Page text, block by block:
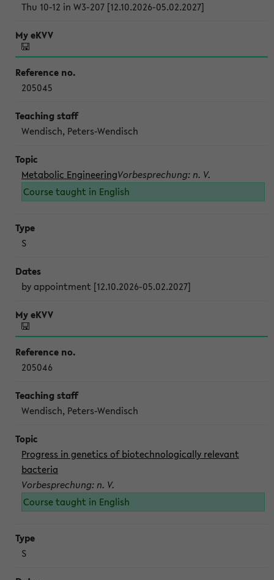
Thu 10-12 in W3-207 [12.10.2026-05.02.2027]
205045
Wendisch, Peters-Wendisch
Metabolic EngineeringVorbesprechung: n. V.
Course taught in English
S
by appointment [12.10.2026-05.02.2027]
205046
Wendisch, Peters-Wendisch
Progress in genetics of biotechnologically relevant
bacteria
Vorbesprechung: n. V.
Course taught in English
S